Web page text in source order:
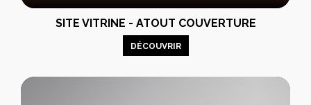
SITE VITRINE - ATOUT COUVERTURE
DÉCOUVRIR